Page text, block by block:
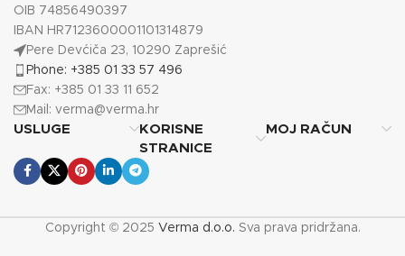
OIB 74856490397
IBAN HR7123600001101314879
Pere Devćiča 23, 10290 Zaprešić
Phone: +385 01 33 57 496
Fax: +385 01 33 11 652
Mail: verma@verma.hr
USLUGE
KORISNE
STRANICE
MOJ RAČUN
Copyright © 2025 Verma d.o.o. Sva prava pridržana.